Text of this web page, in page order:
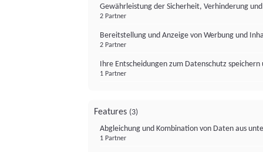
Gewährleistung der Sicherheit, Verhinderung
2 Partner
Bereitstellung und Anzeige von Werbung und
2 Partner
Ihre Entscheidungen zum Datenschutz
1 Partner
Features (3)
Abgleichung und Kombination von Daten aus
1 Partner